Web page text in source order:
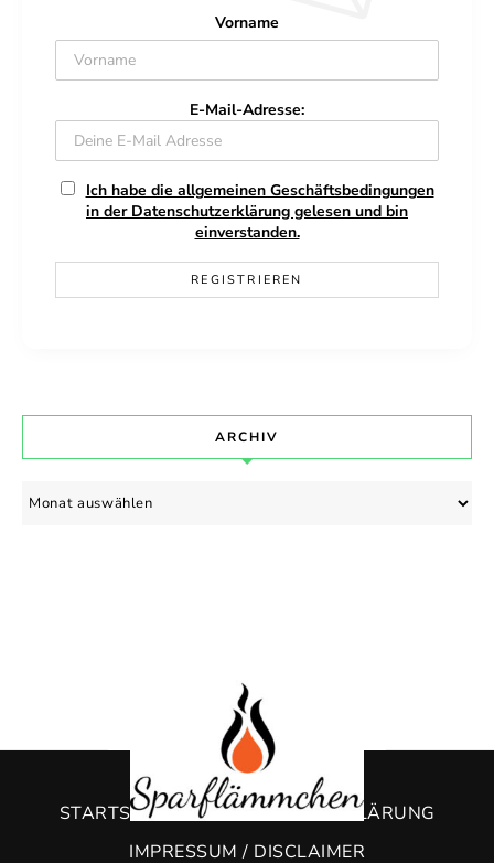
Vorname
E-Mail-Adresse:
Ich habe die allgemeinen Geschäftsbedingungen
in der Datenschutzerklärung gelesen und bin
einverstanden.
ARCHIV
Archiv
STARTSEITE
DATENSCHUTZERKLÄRUNG
IMPRESSUM / DISCLAIMER